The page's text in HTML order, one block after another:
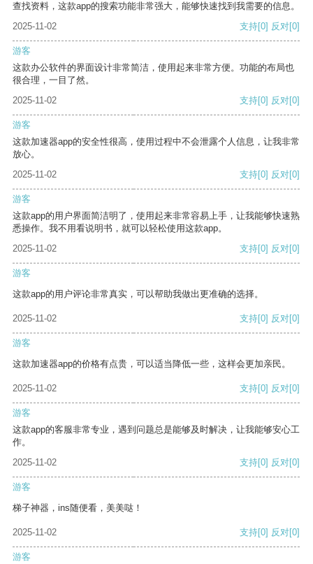
查找资料，这款app的搜索功能非常强大，能够快速找到我需要的信息。
2025-11-02
支持[0] 反对[0]
游客
这款办公软件的界面设计非常简洁，使用起来非常方便。功能的布局也
很合理，一目了然。
2025-11-02
支持[0] 反对[0]
游客
这款加速器app的安全性很高，使用过程中不会泄露个人信息，让我非常
放心。
2025-11-02
支持[0] 反对[0]
游客
这款app的用户界面简洁明了，使用起来非常容易上手，让我能够快速熟
悉操作。我不用看说明书，就可以轻松使用这款app。
2025-11-02
支持[0] 反对[0]
游客
这款app的用户评论非常真实，可以帮助我做出更准确的选择。
2025-11-02 支持[0] 反对[0]
游客
这款加速器app的价格有点贵，可以适当降低一些，这样会更加亲民。
2025-11-02 支持[0] 反对[0]
游客
这款app的客服非常专业，遇到问题总是能够及时解决，让我能够安心工
作。
2025-11-02
支持[0] 反对[0]
游客
梯子神器，ins随便看，美美哒！
2025-11-02 支持[0] 反对[0]
游客